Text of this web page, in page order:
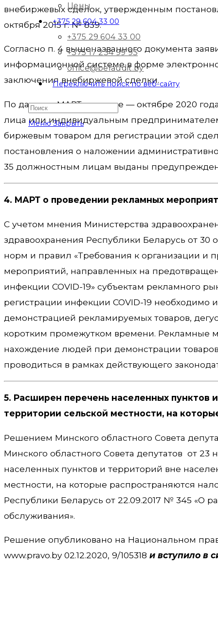
Цены
+375 29 604 33 00
+375 29 604 33 00
+375 17 234 99 93
office@belaudit.by
Переключить поиск по веб-сайту
Меню Закрыть
внебиржевых сделок, утвержденным
октября 2015 г. № 839.
Согласно п. 4 вышеназванного документа
информационной системе в форме
заключения внебиржевой сделки.
По данным МАРТ в январе — октябре 2020
лица или индивидуальным
биржевым товаром для регистрации этой
постановления о наложении
35 должностным лицам выданы
4. МАРТ о проведении рекламных
С учетом мнения Министерства
здравоохранения Республики Беларусь от 30
норм и правил «Требования к организации и
мероприятий, направленных на
инфекции COVID-19» субъектам рекламного
регистрации инфекции COVID-19
демонстрацией рекламируемых товаров,
коротким промежутком времени. Рекламные
нахождение людей при демонстрации
проводиться в рамках действующего
5. Расширен перечень населенных пунктов
территории сельской местности, на
Решением Минского областного Совета
Минского областного Совета депутатов от
населенных пунктов и территорий вне
местности, на которые распространяются
Республики Беларусь от 22.09.2017 № 345 «О
обслуживания».
Решение опубликовано на Национальном
www.pravo.by 02.12.2020, 9/105318 и вступило в